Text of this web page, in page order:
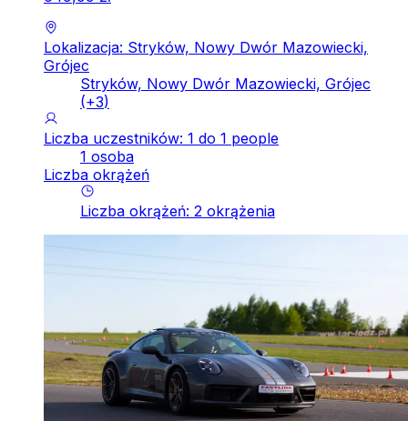
Lokalizacja: Stryków, Nowy Dwór Mazowiecki,
Grójec
Stryków, Nowy Dwór Mazowiecki, Grójec
(+3)
Liczba uczestników: 1 do 1 people
1 osoba
Liczba okrążeń
Liczba okrążeń: 2 okrążenia